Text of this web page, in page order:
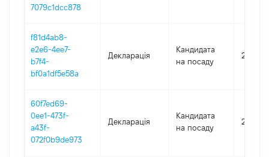
7079c1dcc878
f81d4ab8-
e2e6-4ee7-
b7f4-
bf0a1df5e58a
Декларація
Кандидата
на посаду
2024
60f7ed69-
0ee1-473f-
a43f-
072f0b9de973
Декларація
Кандидата
на посаду
2024